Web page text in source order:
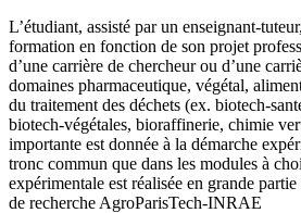
L’étudiant, assisté par un enseignant-
formation en fonction de son projet
d’une carrière de chercheur ou d’une
domaines pharmaceutique, végétal,
du traitement des déchets (ex. biotech-
biotech-végétales, bioraffinerie, chimie
importante est donnée à la démarche
tronc commun que dans les modules à
expérimentale est réalisée en grande
de recherche AgroParisTech-INRAE